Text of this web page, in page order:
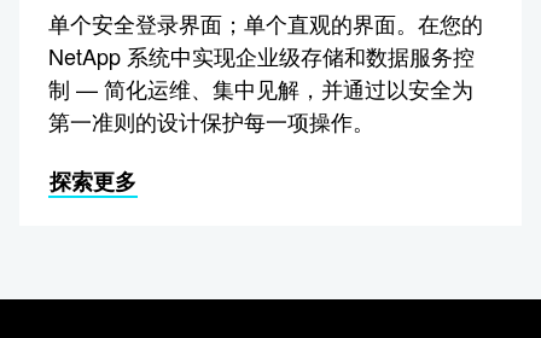
单个安全登录界面；单个直观的界面。在您的
NetApp 系统中实现企业级存储和数据服务控
制 — 简化运维、集中见解，并通过以安全为
第一准则的设计保护每一项操作。
探索更多